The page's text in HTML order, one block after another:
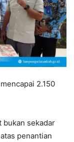
2.150
bukan sekadar
penantian